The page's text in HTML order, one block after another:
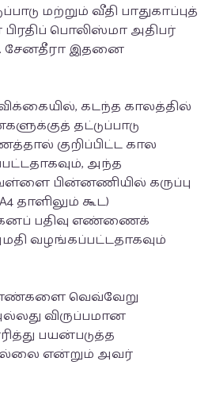
மற்றும் வீதி பாதுகாப்புத்
பொலிஸ்மா அதிபர்
ஜே. சேனதீரா இதனை
கடந்த காலத்தில்
தட்டுப்பாடு
குறிப்பிட்ட கால
அந்த
பின்னணியில் கருப்பு
தாளிலும் கூட)
பதிவு எண்ணைக்
வழங்கப்பட்டதாகவும்
வெவ்வேறு
விருப்பமான
பயன்படுத்த
என்றும் அவர்